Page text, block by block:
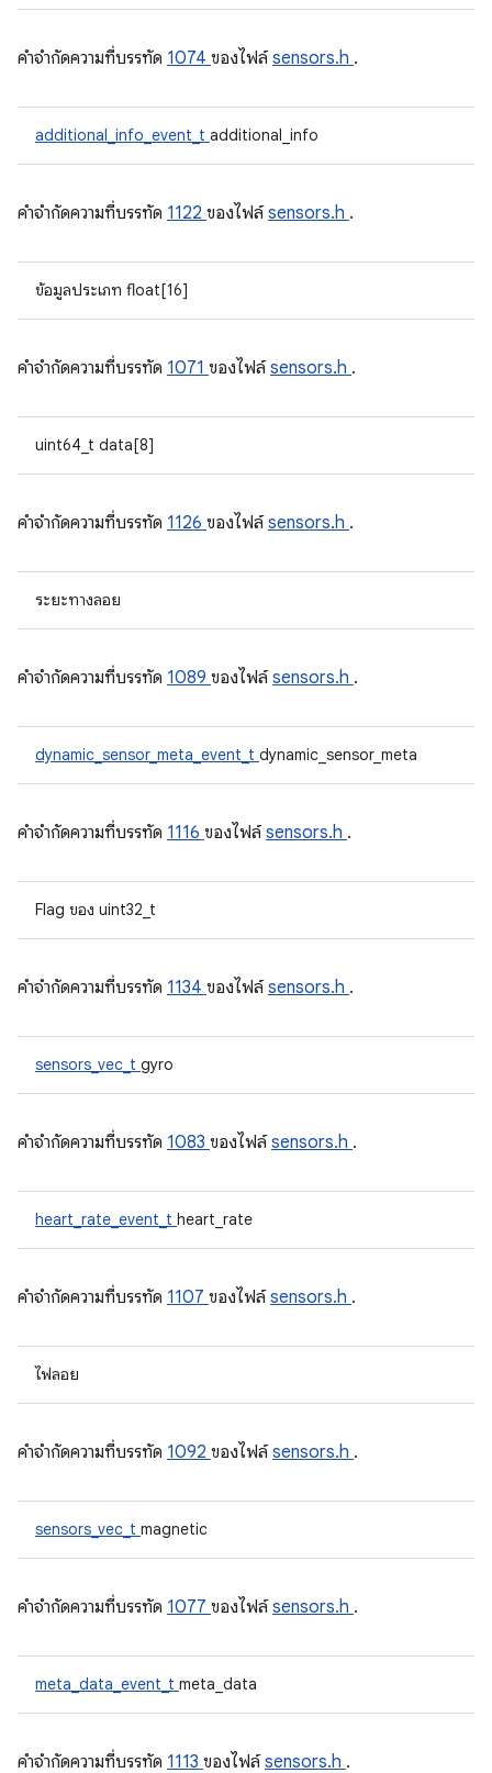
คําจํากัดความที่บรรทัด 1074 ของไฟล์sensors.h .
additional_info_event_t additional_info
คําจํากัดความที่บรรทัด 1122 ของไฟล์sensors.h .
ข้อมูลประเภท float[16]
คําจํากัดความที่บรรทัด 1071 ของไฟล์sensors.h .
uint64_t data[8]
คําจํากัดความที่บรรทัด 1126 ของไฟล์sensors.h .
ระยะทางลอย
คําจํากัดความที่บรรทัด 1089 ของไฟล์sensors.h .
dynamic_sensor_meta_event_t dynamic_sensor_meta
คําจํากัดความที่บรรทัด 1116 ของไฟล์sensors.h .
Flag ของ uint32_t
คําจํากัดความที่บรรทัด 1134 ของไฟล์sensors.h .
sensors_vec_t gyro
คําจํากัดความที่บรรทัด 1083 ของไฟล์sensors.h .
heart_rate_event_t heart_rate
คําจํากัดความที่บรรทัด 1107 ของไฟล์sensors.h .
ไฟลอย
คําจํากัดความที่บรรทัด 1092 ของไฟล์sensors.h .
sensors_vec_t magnetic
คําจํากัดความที่บรรทัด 1077 ของไฟล์sensors.h .
meta_data_event_t meta_data
คําจํากัดความที่บรรทัด 1113 ของไฟล์sensors.h .